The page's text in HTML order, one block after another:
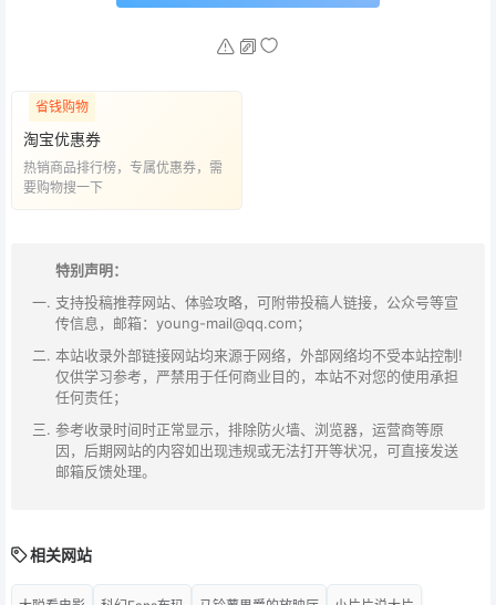
省钱购物
淘宝优惠券
热销商品排行榜，专属优惠券，需
要购物搜一下
特别声明：
支持投稿推荐网站、体验攻略，可附带投稿人链接，公众号等宣
传信息，邮箱：young-mail@qq.com；
本站收录外部链接网站均来源于网络，外部网络均不受本站控制!
仅供学习参考，严禁用于任何商业目的，本站不对您的使用承担
任何责任；
参考收录时间时正常显示，排除防火墙、浏览器，运营商等原
因，后期网站的内容如出现违规或无法打开等状况，可直接发送
邮箱反馈处理。
相关网站